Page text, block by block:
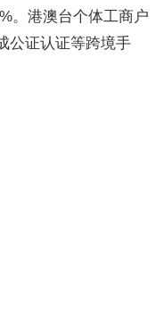
。港澳台个体工商户
公证认证等跨境手